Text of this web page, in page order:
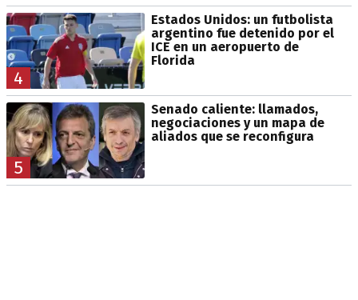
4
Estados Unidos: un futbolista
argentino fue detenido por el
ICE en un aeropuerto de
Florida
5
Senado caliente: llamados,
negociaciones y un mapa de
aliados que se reconfigura